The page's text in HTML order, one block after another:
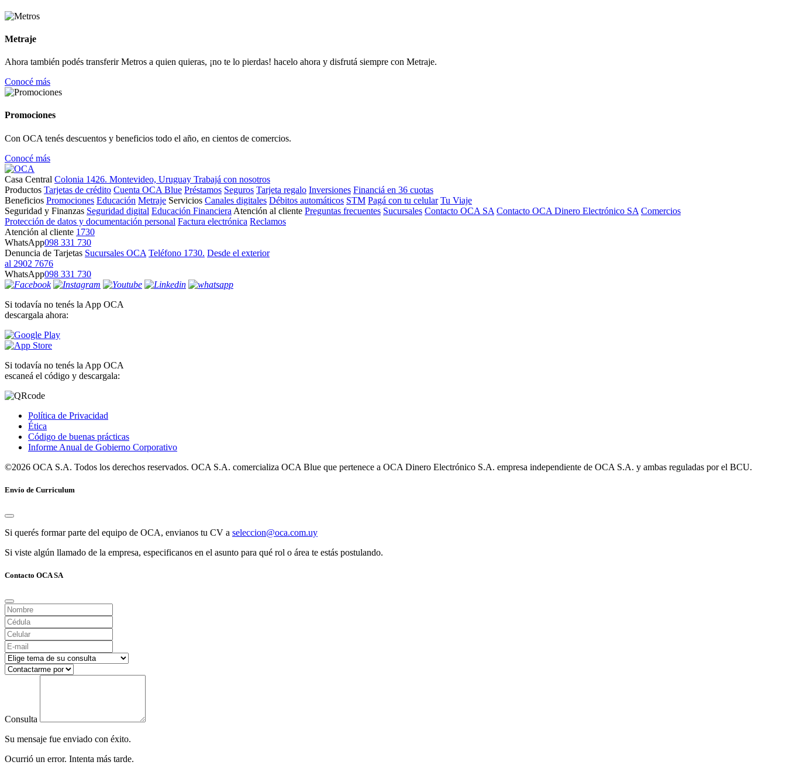
Metraje
Ahora también podés transferir Metros a quien quieras, ¡no te lo pierdas! hacelo ahora y disfrutá siempre con Metraje.
Conocé más
Promociones
Con OCA tenés descuentos y beneficios todo el año, en cientos de comercios.
Conocé más
Casa Central Colonia 1426. Montevideo, Uruguay Trabajá con nosotros
Productos Tarjetas de crédito Cuenta OCA Blue Préstamos Seguros Tarjeta regalo Inversiones Financiá en 36 cuotas
Beneficios Promociones Educación Metraje Servicios Canales digitales Débitos automáticos STM Pagá con tu celular Tu Viaje
Seguridad y Finanzas Seguridad digital Educación Financiera Atención al cliente Preguntas frecuentes Sucursales Contacto OCA SA Contacto OCA Dinero Electrónico SA Comercios
Protección de datos y documentación personal Factura electrónica Reclamos
Atención al cliente 1730
WhatsApp098 331 730
Denuncia de Tarjetas Sucursales OCA Teléfono 1730. Desde el exterior
al 2902 7676
WhatsApp098 331 730
Si todavía no tenés la App OCA
descargala ahora:
Si todavía no tenés la App OCA
escaneá el código y descargala:
Política de Privacidad
Ética
Código de buenas prácticas
Informe Anual de Gobierno Corporativo
©2026 OCA S.A. Todos los derechos reservados. OCA S.A. comercializa OCA Blue que pertenece a OCA Dinero Electrónico S.A. empresa independiente de OCA S.A. y ambas reguladas por el BCU.
Envío de Curriculum
Si querés formar parte del equipo de OCA, envianos tu CV a seleccion@oca.com.uy
Si viste algún llamado de la empresa, especificanos en el asunto para qué rol o área te estás postulando.
Contacto OCA SA
Consulta
Su mensaje fue enviado con éxito.
Ocurrió un error. Intenta más tarde.